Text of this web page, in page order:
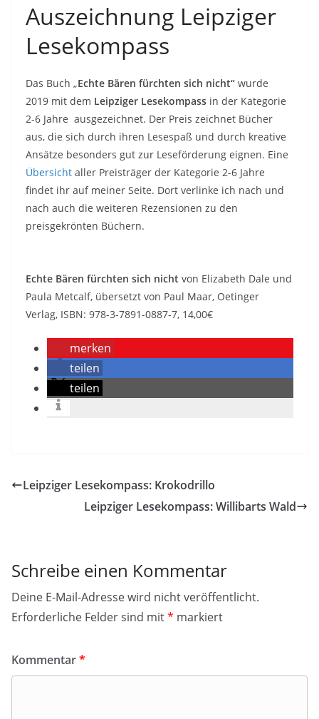
Auszeichnung Leipziger
Lesekompass
Das Buch „Echte Bären fürchten sich nicht“ wurde
2019 mit dem Leipziger Lesekompass in der Kategorie
2-6 Jahre ausgezeichnet. Der Preis zeichnet Bücher
aus, die sich durch ihren Lesespaß und durch kreative
Ansätze besonders gut zur Leseförderung eignen. Eine
Übersicht aller Preisträger der Kategorie 2-6 Jahre
findet ihr auf meiner Seite. Dort verlinke ich nach und
nach auch die weiteren Rezensionen zu den
preisgekrönten Büchern.
Echte Bären fürchten sich nicht von Elizabeth Dale und
Paula Metcalf, übersetzt von Paul Maar, Oetinger
Verlag, ISBN: 978-3-7891-0887-7, 14,00€
merken
teilen
teilen
Leipziger Lesekompass: Krokodrillo
Leipziger Lesekompass: Willibarts Wald
Schreibe einen Kommentar
Deine E-Mail-Adresse wird nicht veröffentlicht.
Erforderliche Felder sind mit* markiert
Kommentar*